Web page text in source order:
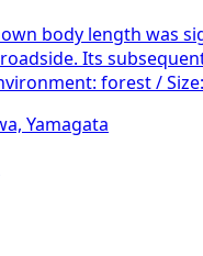
body length was
Its
forest /
Yamagata